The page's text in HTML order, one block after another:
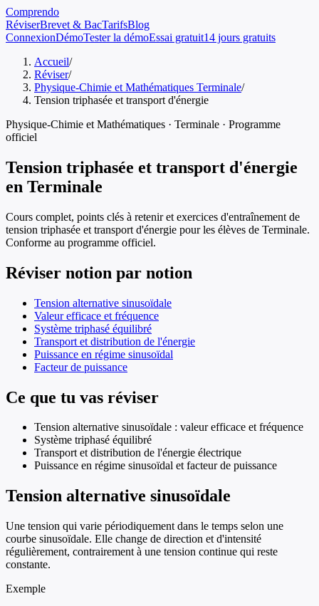
Comprendo
RéviserBrevet & BacTarifsBlog
ConnexionDémoTester la démoEssai gratuit14 jours gratuits
Accueil/
Réviser/
Physique-Chimie et Mathématiques Terminale/
Tension triphasée et transport d'énergie
Physique-Chimie et Mathématiques · Terminale · Programme
officiel
Tension triphasée et transport d'énergie
en Terminale
Cours complet, points clés à retenir et exercices d'entraînement de
tension triphasée et transport d'énergie pour les élèves de Terminale.
Conforme au programme officiel.
Réviser notion par notion
Tension alternative sinusoïdale
Valeur efficace et fréquence
Système triphasé équilibré
Transport et distribution de l'énergie
Puissance en régime sinusoïdal
Facteur de puissance
Ce que tu vas réviser
Tension alternative sinusoïdale : valeur efficace et fréquence
Système triphasé équilibré
Transport et distribution de l'énergie électrique
Puissance en régime sinusoïdal et facteur de puissance
Tension alternative sinusoïdale
Une tension qui varie périodiquement dans le temps selon une
courbe sinusoïdale. Elle change de direction et d'intensité
régulièrement, contrairement à une tension continue qui reste
constante.
Exemple